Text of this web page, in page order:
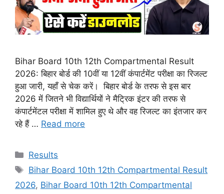
Bihar Board 10th 12th Compartmental Result
2026: बिहार बोर्ड की 10वीं या 12वीं कंपार्टमेंट परीक्षा का रिजल्ट
हुआ जारी, यहाँ से चेक करें। बिहार बोर्ड के तरफ से इस बार
2026 में जितने भी विद्यार्थियों ने मैट्रिक इंटर की तरफ से
कंपार्टमेंटल परीक्षा में शामिल हुए थे और वह रिजल्ट का इंतजार कर
रहे हैं … Read more
Categories
Results
Tags
Bihar Board 10th 12th Compartmental Result
2026, Bihar Board 10th 12th Compartmental